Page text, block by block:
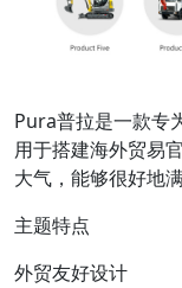
Pura普拉是一款专
用于搭建海外贸易
大气，能够很好地
主题特点
外贸友好设计